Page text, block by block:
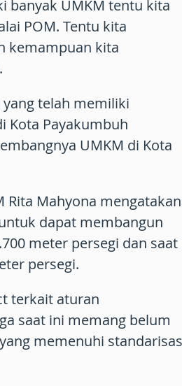
banyak UMKM tentu kita
POM. Tentu kita
kemampuan kita
telah memiliki
Kota Payakumbuh
UMKM di Kota
Rita Mahyona mengatakan
dapat membangun
meter persegi dan saat
persegi.
terkait aturan
saat ini memang belum
memenuhi